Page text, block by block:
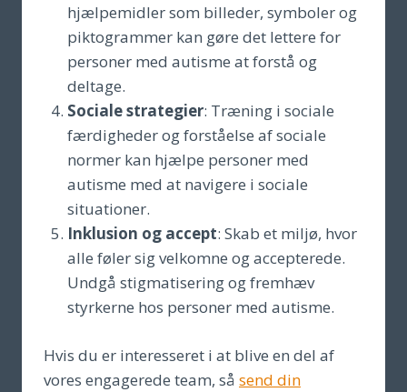
hjælpemidler som billeder, symboler og
piktogrammer kan gøre det lettere for
personer med autisme at forstå og
deltage.
Sociale strategier: Træning i sociale
færdigheder og forståelse af sociale
normer kan hjælpe personer med
autisme med at navigere i sociale
situationer.
Inklusion og accept: Skab et miljø, hvor
alle føler sig velkomne og accepterede.
Undgå stigmatisering og fremhæv
styrkerne hos personer med autisme.
Hvis du er interesseret i at blive en del af
vores engagerede team, så send din